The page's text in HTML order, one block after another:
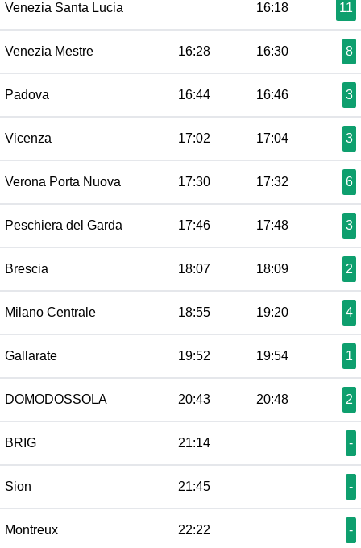
Venezia Santa Lucia 16:18 11
Venezia Mestre 16:28 16:30 8
Padova 16:44 16:46 3
Vicenza 17:02 17:04 3
Verona Porta Nuova 17:30 17:32 6
Peschiera del Garda 17:46 17:48 3
Brescia 18:07 18:09 2
Milano Centrale 18:55 19:20 4
Gallarate 19:52 19:54 1
DOMODOSSOLA 20:43 20:48 2
BRIG 21:14 -
Sion 21:45 -
Montreux 22:22 -